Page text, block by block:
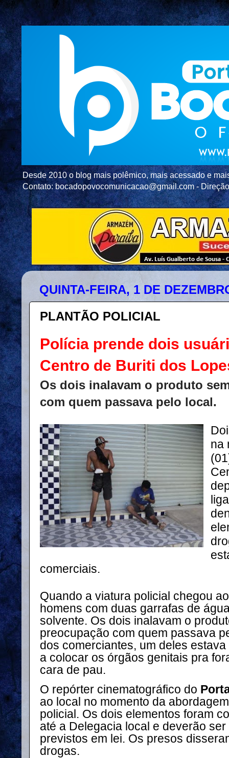
Desde 2010 o blog mais polêmico, mais acessado e
Contato: bocadopovocomunicacao@gmail.com -
QUINTA-FEIRA, 1 DE
PLANTÃO POLICIAL
Polícia prende dois
Centro de Buriti dos
Os dois inalavam o produto
com quem passava pelo local.
na
comerciais.
Quando a viatura policial chegou
homens com duas garrafas de
solvente. Os dois inalavam o
preocupação com quem passava
dos comerciantes, um deles estava
a colocar os órgãos genitais pra
cara de pau.
O repórter cinematográfico do
ao local no momento da
policial. Os dois elementos foram
até a Delegacia local e deverão
previstos em lei. Os presos
drogas.